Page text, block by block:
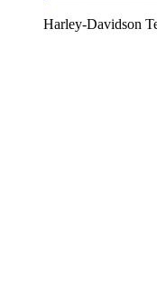
Harley-Davidson